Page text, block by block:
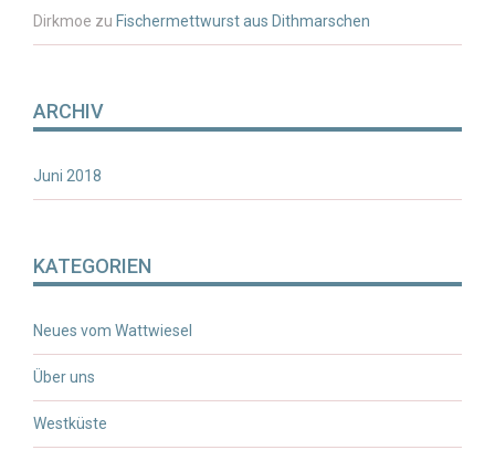
Dirkmoe zu Fischermettwurst aus Dithmarschen
ARCHIV
Juni 2018
KATEGORIEN
Neues vom Wattwiesel
Über uns
Westküste